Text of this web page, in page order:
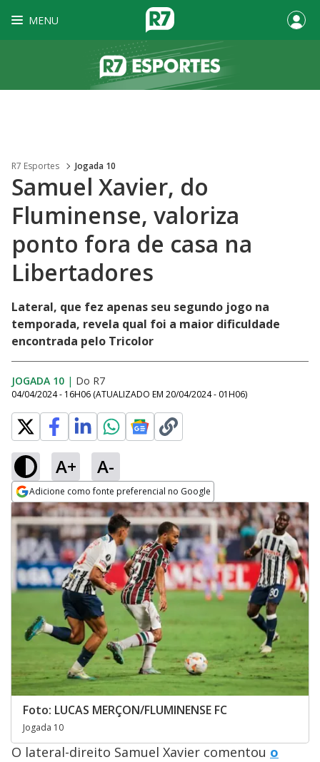
MENU
R7 Esportes Jogada 10
Samuel Xavier, do
Fluminense, valoriza
ponto fora de casa na
Libertadores
Lateral, que fez apenas seu segundo jogo na
temporada, revela qual foi a maior dificuldade
encontrada pelo Tricolor
JOGADA 10 | Do R7
04/04/2024 - 16H06 (ATUALIZADO EM 20/04/2024 - 01H06)
A+ A-
Adicione como fonte preferencial no Google
Opens in new window
Foto: LUCAS MERÇON/FLUMINENSE FC
Jogada 10
O lateral-direito Samuel Xavier comentou o